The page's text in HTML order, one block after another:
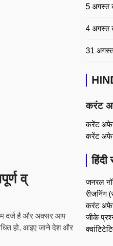
व्
दर्ज है और अक्सर आप
हो, आइए जाने देश और
5 अगस्त
4 अगस्त
31
करंट
करेंट
करेंट
जनरल
रीजनिंग
करंट
जीके